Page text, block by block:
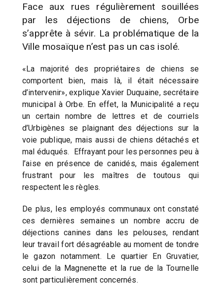
Face aux rues régulièrement souillées
par les déjections de chiens, Orbe
s’apprête à sévir. La problématique de la
Ville mosaïque n’est pas un cas isolé.
«La majorité des propriétaires de chiens se
comportent bien, mais là, il était nécessaire
d’intervenir», explique Xavier Duquaine, secrétaire
municipal à Orbe. En effet, la Municipalité a reçu
un certain nombre de lettres et de courriels
d’Urbigènes se plaignant des déjections sur la
voie publique, mais aussi de chiens détachés et
mal éduqués. Effrayant pour les personnes peu à
l’aise en présence de canidés, mais également
frustrant pour les maîtres de toutous qui
respectent les règles.
De plus, les employés communaux ont constaté
ces dernières semaines un nombre accru de
déjections canines dans les pelouses, rendant
leur travail fort désagréable au moment de tondre
le gazon notamment. Le quartier En Gruvatier,
celui de la Magnenette et la rue de la Tournelle
sont particulièrement concernés.